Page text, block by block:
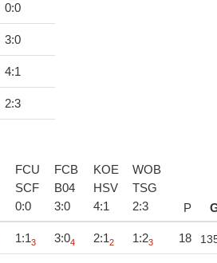
0:0
3:0
4:1
2:3
FCU
SCF
0:0
FCB
B04
3:0
KOE
HSV
4:1
WOB
TSG
2:3 P
1:13 3:04 2:12 1:23 18